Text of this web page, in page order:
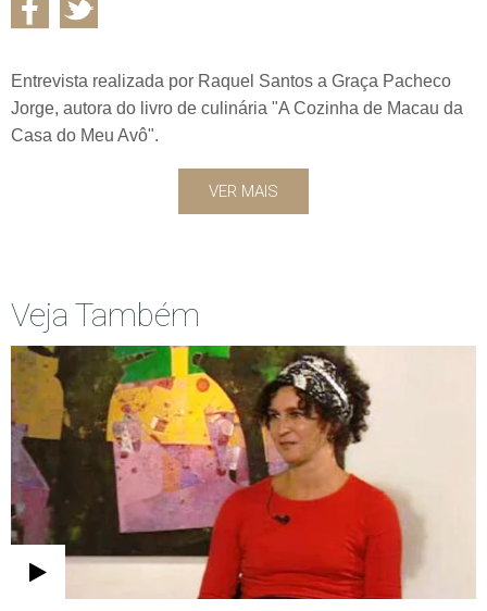
Entrevista realizada por Raquel Santos a Graça Pacheco
Jorge, autora do livro de culinária "A Cozinha de Macau da
Casa do Meu Avô".
VER MAIS
Veja Também